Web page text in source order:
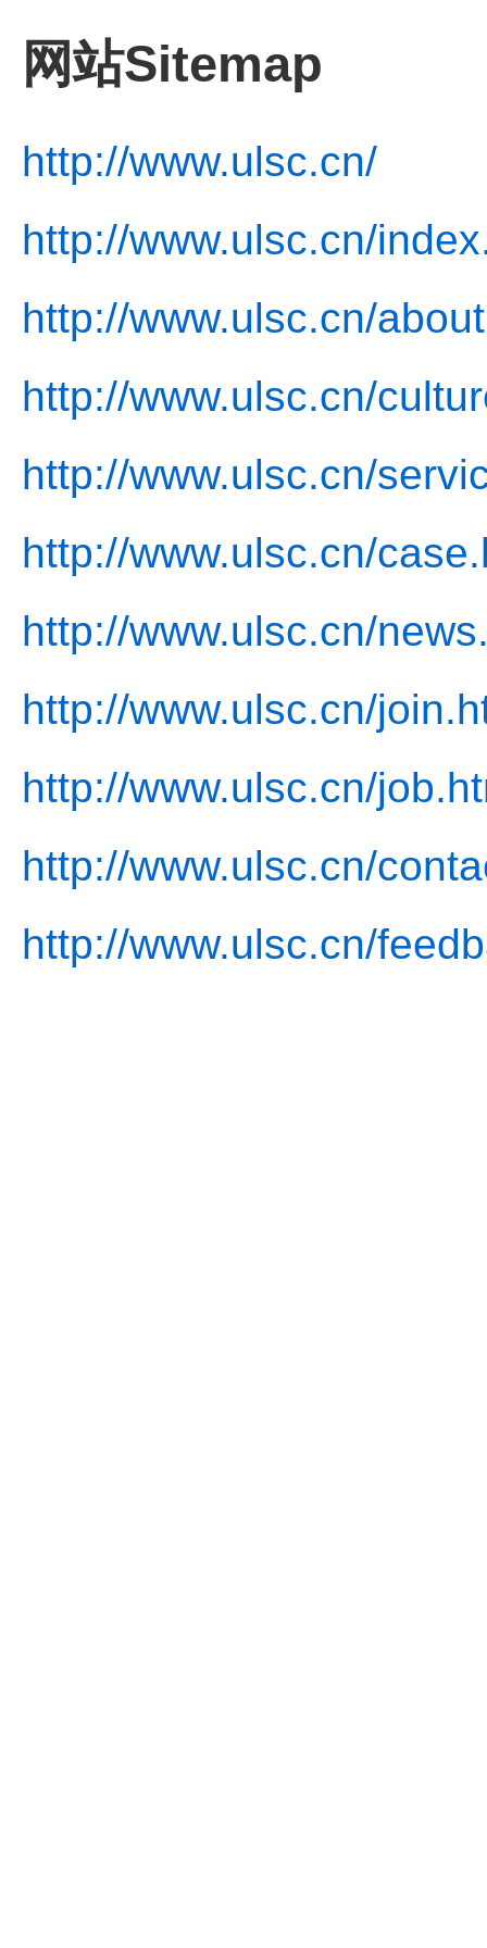
网站Sitemap
http://www.ulsc.cn/
http://www.ulsc.cn/
http://www.ulsc.cn/
http://www.ulsc.cn/
http://www.ulsc.cn/
http://www.ulsc.cn/
http://www.ulsc.cn/
http://www.ulsc.cn/
http://www.ulsc.cn/
http://www.ulsc.cn/
http://www.ulsc.cn/